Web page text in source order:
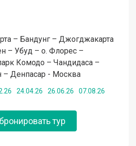
– Бандунг – Джогджакарта
– Убуд – о. Флорес –
Комодо – Чандидаса –
– Денпасар - Москва
24.04.26 26.06.26 07.08.26
тур